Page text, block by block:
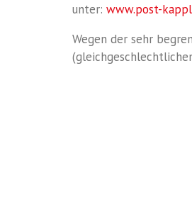
unter: www.post-
Wegen der sehr